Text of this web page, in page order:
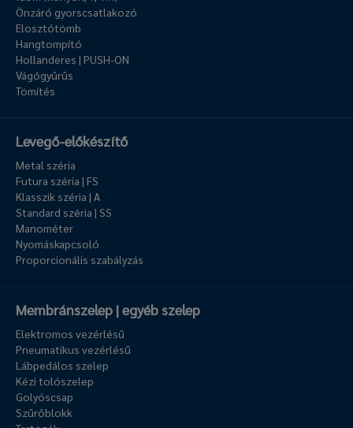
Önzáró gyorscsatlakozó
Elosztótömb
Hangtompító
Hollanderes | PUSH-ON
Vágógyűrűs
Tömítés
Levegő-előkészítő
Metal széria
Futura széria | FS
Klasszik széria | A
Standard széria | SS
Manométer
Nyomáskapcsoló
Proporcionális szabályzás
Membránszelep | egyéb szelep
Elektromos vezérlésű
Pneumatikus vezérlésű
Lábpedálos szelep
Kézi tolószelep
Golyóscsap
Szűrőblokk